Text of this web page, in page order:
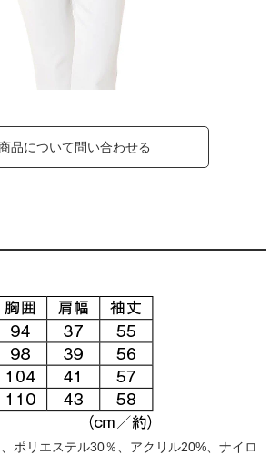
品について問い合わせる
ポリエステル30％、アクリル20%、ナイロ